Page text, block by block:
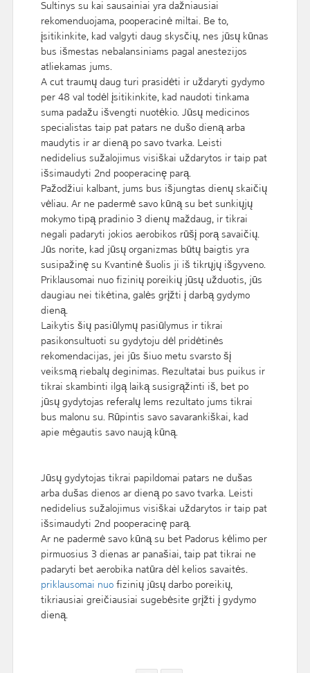
Sultinys su kai sausainiai yra dažniausiai
rekomenduojama, pooperacinė miltai. Be to,
įsitikinkite, kad valgyti daug skysčių, nes jūsų kūnas
bus išmestas nebalansiniams pagal anestezijos
atliekamas jums.
A cut traumų daug turi prasidėti ir uždaryti gydymo
per 48 val todėl įsitikinkite, kad naudoti tinkama
suma padažu išvengti nuotėkio. Jūsų medicinos
specialistas taip pat patars ne dušo dieną arba
maudytis ir ar dieną po savo tvarka. Leisti
nedidelius sužalojimus visiškai uždarytos ir taip pat
išsimaudyti 2nd pooperacinę parą.
Pažodžiui kalbant, jums bus išjungtas dienų skaičių
vėliau. Ar ne padermė savo kūną su bet sunkiųjų
mokymo tipą pradinio 3 dienų maždaug, ir tikrai
negali padaryti jokios aerobikos rūšį porą savaičių.
Jūs norite, kad jūsų organizmas būtų baigtis yra
susipažinę su Kvantinė šuolis ji iš tikrųjų išgyveno.
Priklausomai nuo fizinių poreikių jūsų užduotis, jūs
daugiau nei tikėtina, galės grįžti į darbą gydymo
dieną.
Laikytis šių pasiūlymų pasiūlymus ir tikrai
pasikonsultuoti su gydytoju dėl pridėtinės
rekomendacijas, jei jūs šiuo metu svarsto šį
veiksmą riebalų deginimas. Rezultatai bus puikus ir
tikrai skambinti ilgą laiką susigrąžinti iš, bet po
jūsų gydytojas referalų lems rezultato jums tikrai
bus malonu su. Rūpintis savo savarankiškai, kad
apie mėgautis savo naują kūną.
Jūsų gydytojas tikrai papildomai patars ne dušas
arba dušas dienos ar dieną po savo tvarka. Leisti
nedidelius sužalojimus visiškai uždarytos ir taip pat
išsimaudyti 2nd pooperacinę parą.
Ar ne padermė savo kūną su bet Padorus kėlimo per
pirmuosius 3 dienas ar panašiai, taip pat tikrai ne
padaryti bet aerobika natūra dėl kelios savaitės.
priklausomai nuo fizinių jūsų darbo poreikių,
tikriausiai greičiausiai sugebėsite grįžti į gydymo
dieną.